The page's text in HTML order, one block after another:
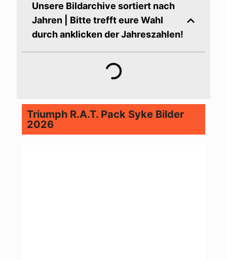
Unsere Bildarchive sortiert nach
Jahren | Bitte trefft eure Wahl
durch anklicken der Jahreszahlen!
Triumph R.A.T. Pack Syke Bilder
2026